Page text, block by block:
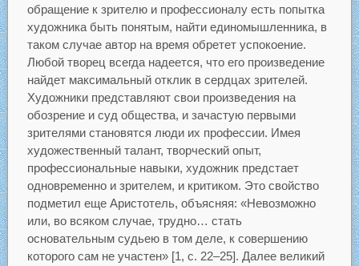
обращение к зрителю и профессионалу есть попытка
художника быть понятым, найти единомышленника, в
таком случае автор на время обретет успокоение.
Любой творец всегда надеется, что его произведение
найдет максимальный отклик в сердцах зрителей.
Художники представляют свои произведения на
обозрение и суд общества, и зачастую первыми
зрителями становятся люди их профессии. Имея
художественный талант, творческий опыт,
профессиональные навыки, художник предстает
одновременно и зрителем, и критиком. Это свойство
подметил еще Аристотель, объясняя: «Невозможно
или, во всяком случае, трудно… стать
основательным судьею в том деле, к совершению
которого сам не участен» [1, c. 22–25]. Далее великий